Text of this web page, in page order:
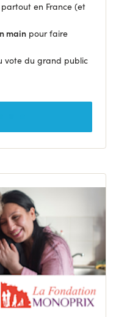
en France (et
main pour faire
vote du grand public